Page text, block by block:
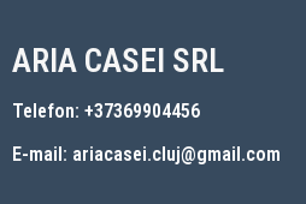
ARIA CASEI SRL
Telefon: +37369904456
E-mail: ariacasei.cluj@gmail.com